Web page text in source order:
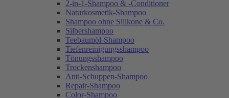
2-in-1-Shampoo & -Conditioner
Naturkosmetik-Shampoo
Shampoo ohne Silikone & Co.
Silbershampoo
Teebaumöl-Shampoo
Tiefenreinigungsshampoo
Tönungsshampoo
Trockenshampoo
Anti-Schuppen-Shampoo
Repair-Shampoo
Color-Shampoo